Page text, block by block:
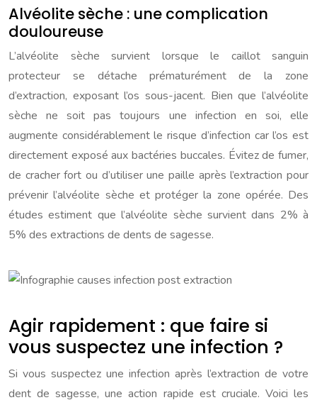
Alvéolite sèche : une complication
douloureuse
L’alvéolite sèche survient lorsque le caillot sanguin
protecteur se détache prématurément de la zone
d’extraction, exposant l’os sous-jacent. Bien que l’alvéolite
sèche ne soit pas toujours une infection en soi, elle
augmente considérablement le risque d’infection car l’os est
directement exposé aux bactéries buccales. Évitez de fumer,
de cracher fort ou d’utiliser une paille après l’extraction pour
prévenir l’alvéolite sèche et protéger la zone opérée. Des
études estiment que l’alvéolite sèche survient dans 2% à
5% des extractions de dents de sagesse.
Agir rapidement : que faire si
vous suspectez une infection ?
Si vous suspectez une infection après l’extraction de votre
dent de sagesse, une action rapide est cruciale. Voici les